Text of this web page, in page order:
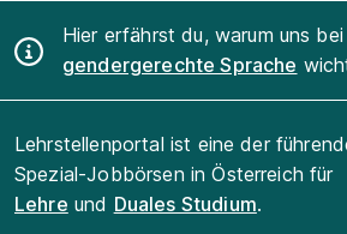
Hier erfährst du, warum uns
gendergerechte Sprache
Lehrstellenportal ist eine der
Spezial-Jobbörsen in Österreich für
Lehre und Duales Studium.